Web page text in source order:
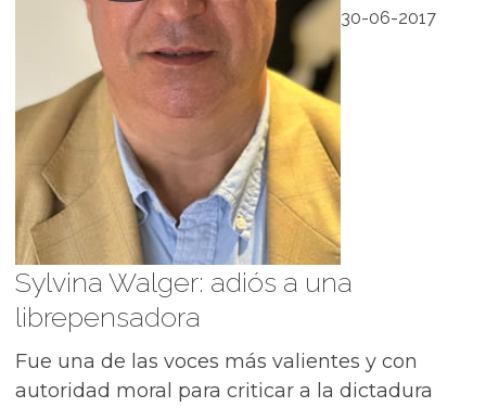
30-06-2017
Sylvina Walger: adiós a una
librepensadora
Fue una de las voces más valientes y con
autoridad moral para criticar a la dictadura